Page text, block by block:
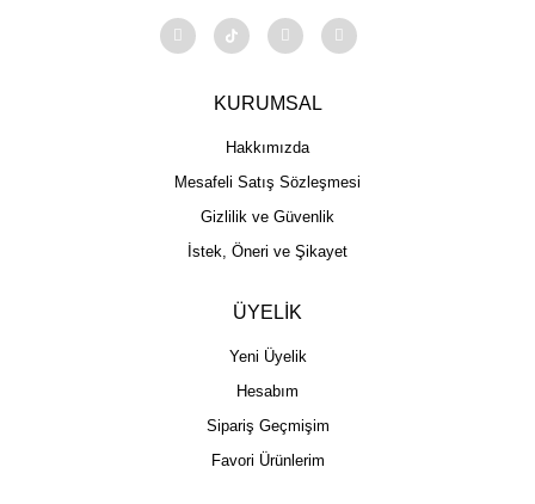
KURUMSAL
Hakkımızda
Mesafeli Satış Sözleşmesi
Gizlilik ve Güvenlik
İstek, Öneri ve Şikayet
ÜYELİK
Yeni Üyelik
Hesabım
Sipariş Geçmişim
Favori Ürünlerim